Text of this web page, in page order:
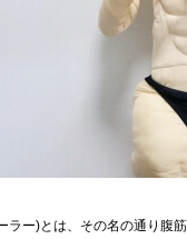
ラー)とは、その名の通り腹